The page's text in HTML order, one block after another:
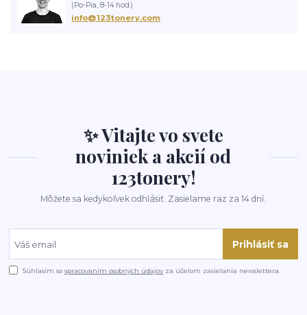
(Po-Pia, 8-14 hod.)
info@123tonery.com
✨ Vitajte vo svete
noviniek a akcií od
123tonery!
Môžete sa kedykoľvek odhlásiť. Zasielame raz za 14 dní.
Prihlásiť sa
Súhlasím sospracovaním osobných údajov za účelom zasielania newslettera.